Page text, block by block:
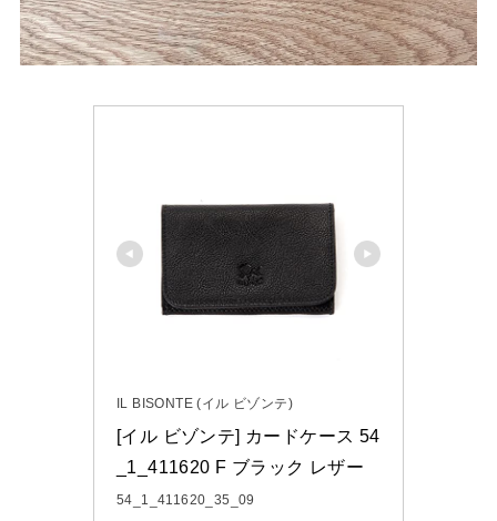
IL BISONTE (イル ビゾンテ)
[イル ビゾンテ] カードケース 54
_1_411620 F ブラック レザー
54_1_411620_35_09